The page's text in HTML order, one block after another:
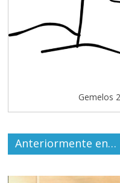
Gemelos
Anteriormente en…